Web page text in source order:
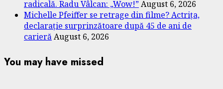
radicală. Radu Vâlcan: „Wow!”August 6, 2026
Michelle Pfeiffer se retrage din filme? Actrița,
declarație surprinzătoare după 45 de ani de
carierăAugust 6, 2026
You may have missed